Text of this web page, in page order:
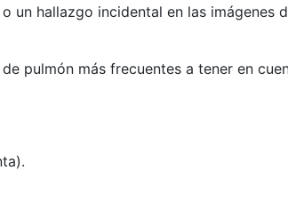
un hallazgo incidental en las imágenes
pulmón más frecuentes a tener en